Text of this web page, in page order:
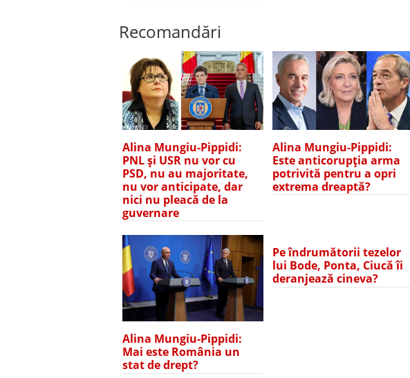
Recomandări
Alina Mungiu-Pippidi:
PNL și USR nu vor cu
PSD, nu au majoritate,
nu vor anticipate, dar
nici nu pleacă de la
guvernare
Alina Mungiu-Pippidi:
Este anticorupția arma
potrivită pentru a opri
extrema dreaptă?
Alina Mungiu-Pippidi:
Mai este România un
stat de drept?
Pe îndrumătorii tezelor
lui Bode, Ponta, Ciucă îi
deranjează cineva?